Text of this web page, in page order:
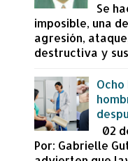
Se
imposible, una
agresión,
destructiva y
02
Por: Gabrielle